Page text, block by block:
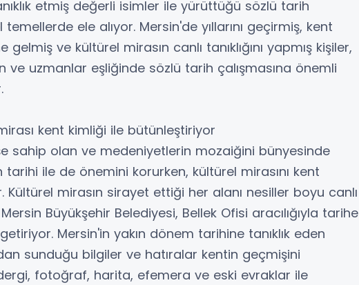
etmiş değerli isimler ile yürüttüğü sözlü tarih
temellerde ele alıyor. Mersin'de yıllarını geçirmiş, kent
ve kültürel mirasın canlı tanıklığını yapmış kişiler,
ve uzmanlar eşliğinde sözlü tarih çalışmasına önemli
kent kimliği ile bütünleştiriyor
sahip olan ve medeniyetlerin mozaiğini bünyesinde
tarihi ile de önemini korurken, kültürel mirasını kent
Kültürel mirasın sirayet ettiği her alanı nesiller boyu canlı
Büyükşehir Belediyesi, Bellek Ofisi aracılığıyla tarihe
Mersin'in yakın dönem tarihine tanıklık eden
sunduğu bilgiler ve hatıralar kentin geçmişini
fotoğraf, harita, efemera ve eski evraklar ile